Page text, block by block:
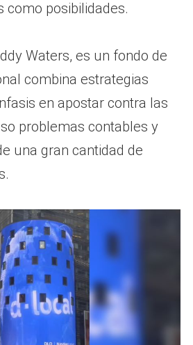
como posibilidades.
Waters, es un fondo de
combina estrategias
en apostar contra las
problemas contables y
una gran cantidad de